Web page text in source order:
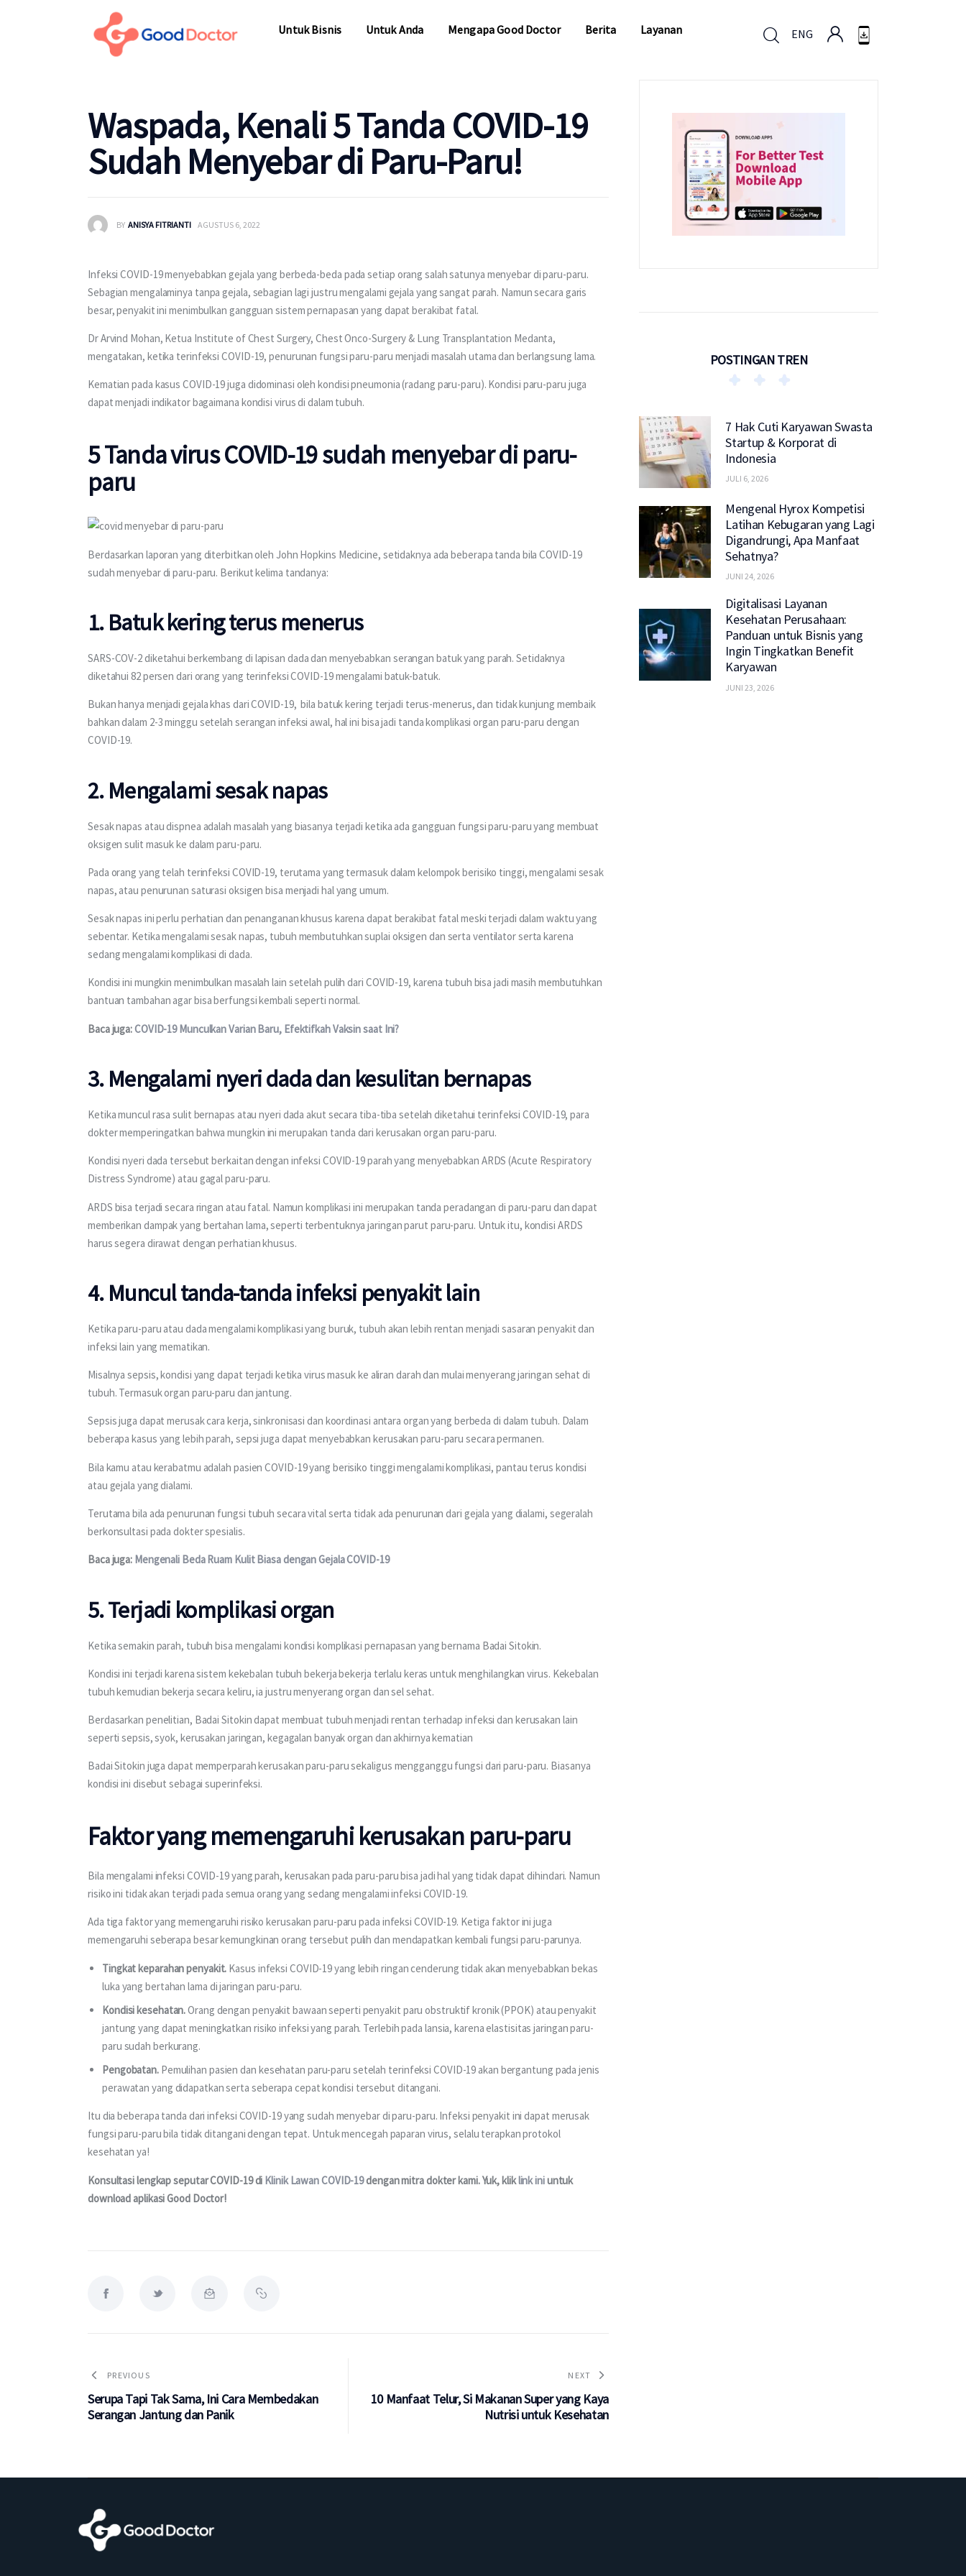
Untuk Bisnis Untuk Anda Mengapa Good Doctor Berita Layanan ENG
Waspada, Kenali 5 Tanda COVID-19
Sudah Menyebar di Paru-Paru!
BY ANISYA FITRIANTI AGUSTUS 6, 2022
Infeksi COVID-19 menyebabkan gejala yang berbeda-beda pada setiap orang salah satunya menyebar di paru-paru.
Sebagian mengalaminya tanpa gejala, sebagian lagi justru mengalami gejala yang sangat parah. Namun secara garis
besar, penyakit ini menimbulkan gangguan sistem pernapasan yang dapat berakibat fatal.
Dr Arvind Mohan, Ketua Institute of Chest Surgery, Chest Onco-Surgery & Lung Transplantation Medanta,
mengatakan, ketika terinfeksi COVID-19, penurunan fungsi paru-paru menjadi masalah utama dan berlangsung lama.
Kematian pada kasus COVID-19 juga didominasi oleh kondisi pneumonia (radang paru-paru). Kondisi paru-paru juga
dapat menjadi indikator bagaimana kondisi virus di dalam tubuh.
5 Tanda virus COVID-19 sudah menyebar di paru-
paru
Berdasarkan laporan yang diterbitkan oleh John Hopkins Medicine, setidaknya ada beberapa tanda bila COVID-19
sudah menyebar di paru-paru. Berikut kelima tandanya:
1. Batuk kering terus menerus
SARS-COV-2 diketahui berkembang di lapisan dada dan menyebabkan serangan batuk yang parah. Setidaknya
diketahui 82 persen dari orang yang terinfeksi COVID-19 mengalami batuk-batuk.
Bukan hanya menjadi gejala khas dari COVID-19,  bila batuk kering terjadi terus-menerus, dan tidak kunjung membaik
bahkan dalam 2-3 minggu setelah serangan infeksi awal, hal ini bisa jadi tanda komplikasi organ paru-paru dengan
COVID-19.
2. Mengalami sesak napas
Sesak napas atau dispnea adalah masalah yang biasanya terjadi ketika ada gangguan fungsi paru-paru yang membuat
oksigen sulit masuk ke dalam paru-paru.
Pada orang yang telah terinfeksi COVID-19, terutama yang termasuk dalam kelompok berisiko tinggi, mengalami sesak
napas, atau penurunan saturasi oksigen bisa menjadi hal yang umum.
Sesak napas ini perlu perhatian dan penanganan khusus karena dapat berakibat fatal meski terjadi dalam waktu yang
sebentar. Ketika mengalami sesak napas, tubuh membutuhkan suplai oksigen dan serta ventilator serta karena
sedang mengalami komplikasi di dada.
Kondisi ini mungkin menimbulkan masalah lain setelah pulih dari COVID-19, karena tubuh bisa jadi masih membutuhkan
bantuan tambahan agar bisa berfungsi kembali seperti normal.
Baca juga: COVID-19 Munculkan Varian Baru, Efektifkah Vaksin saat Ini?
3. Mengalami nyeri dada dan kesulitan bernapas
Ketika muncul rasa sulit bernapas atau nyeri dada akut secara tiba-tiba setelah diketahui terinfeksi COVID-19, para
dokter memperingatkan bahwa mungkin ini merupakan tanda dari kerusakan organ paru-paru.
Kondisi nyeri dada tersebut berkaitan dengan infeksi COVID-19 parah yang menyebabkan ARDS (Acute Respiratory
Distress Syndrome) atau gagal paru-paru.
ARDS bisa terjadi secara ringan atau fatal. Namun komplikasi ini merupakan tanda peradangan di paru-paru dan dapat
memberikan dampak yang bertahan lama, seperti terbentuknya jaringan parut paru-paru. Untuk itu, kondisi ARDS
harus segera dirawat dengan perhatian khusus.
4. Muncul tanda-tanda infeksi penyakit lain
Ketika paru-paru atau dada mengalami komplikasi yang buruk, tubuh akan lebih rentan menjadi sasaran penyakit dan
infeksi lain yang mematikan.
Misalnya sepsis, kondisi yang dapat terjadi ketika virus masuk ke aliran darah dan mulai menyerang jaringan sehat di
tubuh. Termasuk organ paru-paru dan jantung.
Sepsis juga dapat merusak cara kerja, sinkronisasi dan koordinasi antara organ yang berbeda di dalam tubuh. Dalam
beberapa kasus yang lebih parah, sepsi juga dapat menyebabkan kerusakan paru-paru secara permanen.
Bila kamu atau kerabatmu adalah pasien COVID-19 yang berisiko tinggi mengalami komplikasi, pantau terus kondisi
atau gejala yang dialami.
Terutama bila ada penurunan fungsi tubuh secara vital serta tidak ada penurunan dari gejala yang dialami, segeralah
berkonsultasi pada dokter spesialis.
Baca juga: Mengenali Beda Ruam Kulit Biasa dengan Gejala COVID-19
5. Terjadi komplikasi organ
Ketika semakin parah, tubuh bisa mengalami kondisi komplikasi pernapasan yang bernama Badai Sitokin.
Kondisi ini terjadi karena sistem kekebalan tubuh bekerja bekerja terlalu keras untuk menghilangkan virus. Kekebalan
tubuh kemudian bekerja secara keliru, ia justru menyerang organ dan sel sehat.
Berdasarkan penelitian, Badai Sitokin dapat membuat tubuh menjadi rentan terhadap infeksi dan kerusakan lain
seperti sepsis, syok, kerusakan jaringan, kegagalan banyak organ dan akhirnya kematian
Badai Sitokin juga dapat memperparah kerusakan paru-paru sekaligus mengganggu fungsi dari paru-paru. Biasanya
kondisi ini disebut sebagai superinfeksi.
Faktor yang memengaruhi kerusakan paru-paru
Bila mengalami infeksi COVID-19 yang parah, kerusakan pada paru-paru bisa jadi hal yang tidak dapat dihindari. Namun
risiko ini tidak akan terjadi pada semua orang yang sedang mengalami infeksi COVID-19.
Ada tiga faktor yang memengaruhi risiko kerusakan paru-paru pada infeksi COVID-19. Ketiga faktor ini juga
memengaruhi seberapa besar kemungkinan orang tersebut pulih dan mendapatkan kembali fungsi paru-parunya.
Tingkat keparahan penyakit. Kasus infeksi COVID-19 yang lebih ringan cenderung tidak akan menyebabkan bekas
luka yang bertahan lama di jaringan paru-paru.
Kondisi kesehatan.Orang dengan penyakit bawaan seperti penyakit paru obstruktif kronik (PPOK) atau penyakit
jantung yang dapat meningkatkan risiko infeksi yang parah. Terlebih pada lansia, karena elastisitas jaringan paru-
paru sudah berkurang.
Pengobatan. Pemulihan pasien dan kesehatan paru-paru setelah terinfeksi COVID-19 akan bergantung pada jenis
perawatan yang didapatkan serta seberapa cepat kondisi tersebut ditangani.
Itu dia beberapa tanda dari infeksi COVID-19 yang sudah menyebar di paru-paru. Infeksi penyakit ini dapat merusak
fungsi paru-paru bila tidak ditangani dengan tepat. Untuk mencegah paparan virus, selalu terapkan protokol
kesehatan ya!
Konsultasi lengkap seputar COVID-19 di Klinik Lawan COVID-19 dengan mitra dokter kami. Yuk, klik link ini untuk
download aplikasi Good Doctor!
PREVIOUS
Serupa Tapi Tak Sama, Ini Cara Membedakan
Serangan Jantung dan Panik
NEXT
10 Manfaat Telur, Si Makanan Super yang Kaya
Nutrisi untuk Kesehatan
POSTINGAN TREN
7 Hak Cuti Karyawan Swasta
Startup & Korporat di
Indonesia
JULI 6, 2026
Mengenal Hyrox Kompetisi
Latihan Kebugaran yang Lagi
Digandrungi, Apa Manfaat
Sehatnya?
JUNI 24, 2026
Digitalisasi Layanan
Kesehatan Perusahaan:
Panduan untuk Bisnis yang
Ingin Tingkatkan Benefit
Karyawan
JUNI 23, 2026